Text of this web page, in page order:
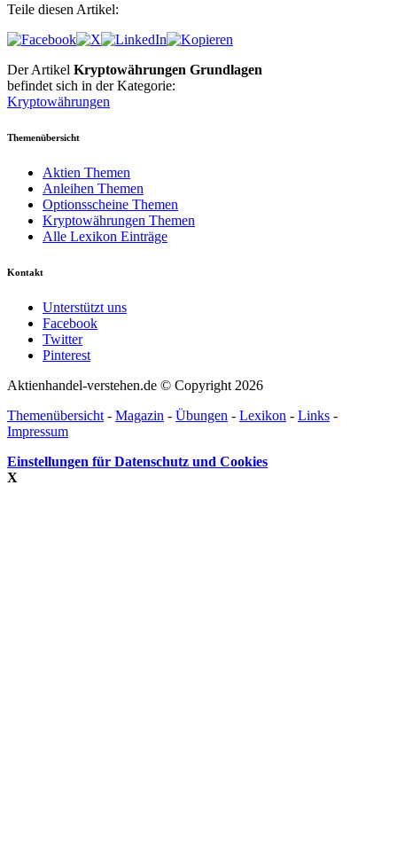
Teile diesen Artikel:
Der Artikel Kryptowährungen Grundlagen
befindet sich in der Kategorie:
Kryptowährungen
Themenübersicht
Aktien Themen
Anleihen Themen
Optionsscheine Themen
Kryptowährungen Themen
Alle Lexikon Einträge
Kontakt
Unterstützt uns
Facebook
Twitter
Pinterest
Aktienhandel-verstehen.de © Copyright 2026
Themenübersicht - Magazin - Übungen - Lexikon - Links -
Impressum
Einstellungen für Datenschutz und Cookies
X